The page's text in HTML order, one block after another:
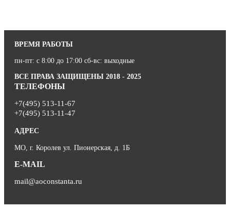
ВРЕМЯ РАБОТЫ
пн-пт: с 8:00 до 17:00 сб-вс: выходные
ВСЕ ПРАВА ЗАЩИЩЕНЫ 2018 - 2025
ТЕЛЕФОНЫ
+7(495) 513-11-67
+7(495) 513-11-47
АДРЕС
МО, г. Королев ул. Пионерская, д. 1Б
E-MAIL
mail@aoconstanta.ru